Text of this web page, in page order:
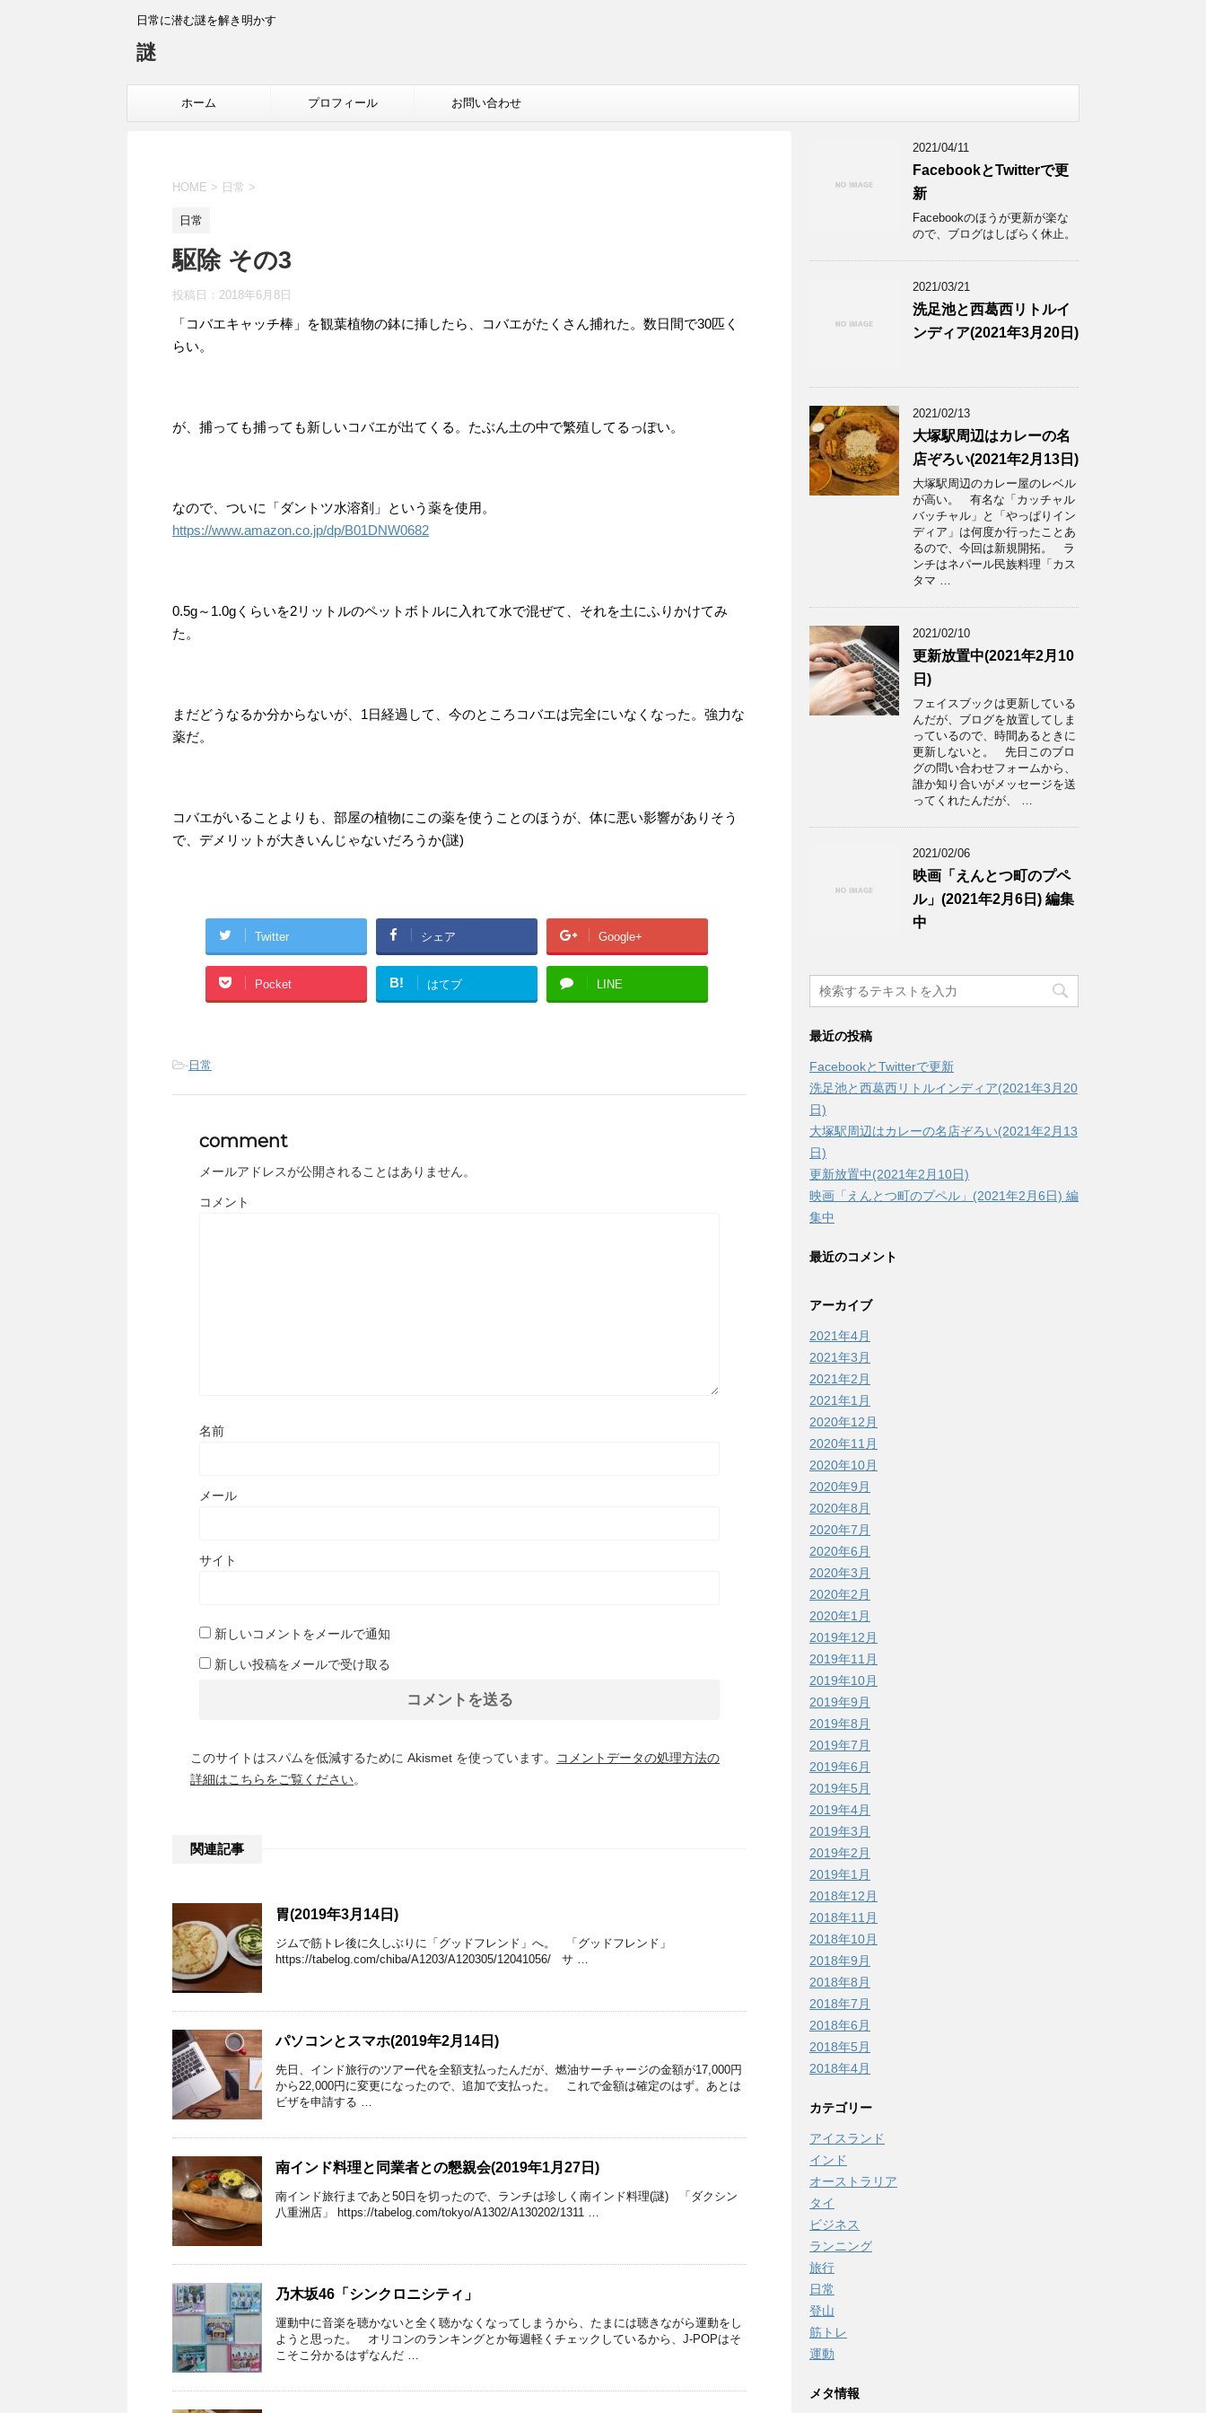
日常に潜む謎を解き明かす
謎
ホーム プロフィール お問い合わせ
HOME > 日常 >
日常
駆除 その3
投稿日： 2018年6月8日
「コバエキャッチ棒」を観葉植物の鉢に挿したら、コバエがたくさん捕れた。数日間で30匹く
らい。
が、捕っても捕っても新しいコバエが出てくる。たぶん土の中で繁殖してるっぽい。
なので、ついに「ダントツ水溶剤」という薬を使用。
https://www.amazon.co.jp/dp/B01DNW0682
0.5g～1.0gくらいを2リットルのペットボトルに入れて水で混ぜて、それを土にふりかけてみ
た。
まだどうなるか分からないが、1日経過して、今のところコバエは完全にいなくなった。強力な
薬だ。
コバエがいることよりも、部屋の植物にこの薬を使うことのほうが、体に悪い影響がありそう
で、デメリットが大きいんじゃないだろうか(謎)
Twitter シェア Google+
Pocket B! はてブ LINE
- 日常
comment
メールアドレスが公開されることはありません。
コメント
名前
メール
サイト
新しいコメントをメールで通知
新しい投稿をメールで受け取る
このサイトはスパムを低減するために Akismet を使っています。
コメントデータの処理方法の
詳細はこちらをご覧ください。
関連記事
胃(2019年3月14日)
ジムで筋トレ後に久しぶりに「グッドフレンド」へ。 「グッドフレンド」
https://tabelog.com/chiba/A1203/A120305/12041056/ サ …
パソコンとスマホ(2019年2月14日)
先日、インド旅行のツアー代を全額支払ったんだが、燃油サーチャージの金額が17,000円
から22,000円に変更になったので、追加で支払った。 これで金額は確定のはず。あとは
ビザを申請する …
南インド料理と同業者との懇親会(2019年1月27日)
南インド旅行まであと50日を切ったので、ランチは珍しく南インド料理(謎) 「ダクシン
八重洲店」 https://tabelog.com/tokyo/A1302/A130202/1311 …
乃木坂46「シンクロニシティ」
運動中に音楽を聴かないと全く聴かなくなってしまうから、たまには聴きながら運動をし
ようと思った。 オリコンのランキングとか毎週軽くチェックしているから、J-POPはそ
こそこ分かるはずなんだ …
2021/04/11
FacebookとTwitterで更
新
Facebookのほうが更新が楽な
ので、ブログはしばらく休止。
2021/03/21
洗足池と西葛西リトルイ
ンディア(2021年3月20日)
2021/02/13
大塚駅周辺はカレーの名
店ぞろい(2021年2月13日)
大塚駅周辺のカレー屋のレベル
が高い。 有名な「カッチャル
バッチャル」と「やっぱりイン
ディア」は何度か行ったことあ
るので、今回は新規開拓。 ラ
ンチはネパール民族料理「カス
タマ …
2021/02/10
更新放置中(2021年2月10
日)
フェイスブックは更新している
んだが、ブログを放置してしま
っているので、時間あるときに
更新しないと。 先日このブロ
グの問い合わせフォームから、
誰か知り合いがメッセージを送
ってくれたんだが、 …
2021/02/06
映画「えんとつ町のプペ
ル」(2021年2月6日) 編集
中
最近の投稿
FacebookとTwitterで更新
洗足池と西葛西リトルインディア(2021年3月20
日)
大塚駅周辺はカレーの名店ぞろい(2021年2月13
日)
更新放置中(2021年2月10日)
映画「えんとつ町のプペル」(2021年2月6日) 編
集中
最近のコメント
アーカイブ
2021年4月
2021年3月
2021年2月
2021年1月
2020年12月
2020年11月
2020年10月
2020年9月
2020年8月
2020年7月
2020年6月
2020年3月
2020年2月
2020年1月
2019年12月
2019年11月
2019年10月
2019年9月
2019年8月
2019年7月
2019年6月
2019年5月
2019年4月
2019年3月
2019年2月
2019年1月
2018年12月
2018年11月
2018年10月
2018年9月
2018年8月
2018年7月
2018年6月
2018年5月
2018年4月
カテゴリー
アイスランド
インド
オーストラリア
タイ
ビジネス
ランニング
旅行
日常
登山
筋トレ
運動
メタ情報